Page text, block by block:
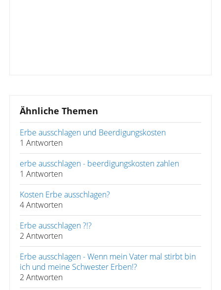
Ähnliche Themen
Erbe ausschlagen und Beerdigungskosten
1 Antworten
erbe ausschlagen - beerdigungskosten zahlen
1 Antworten
Kosten Erbe ausschlagen?
4 Antworten
Erbe ausschlagen ?!?
2 Antworten
Erbe ausschlagen - Wenn mein Vater mal stirbt bin
ich und meine Schwester Erben!?
2 Antworten